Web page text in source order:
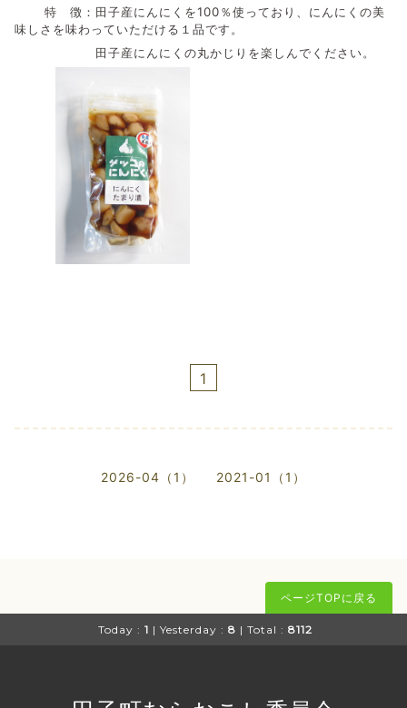
特 徴：田子産にんにくを100％使っており、にんにくの美
味しさを味わっていただける１品です。
田子産にんにくの丸かじりを楽しんでください。
1
2026-04（1） 2021-01（1）
ページTOPに戻る
Today : 1 | Yesterday : 8 | Total : 8112